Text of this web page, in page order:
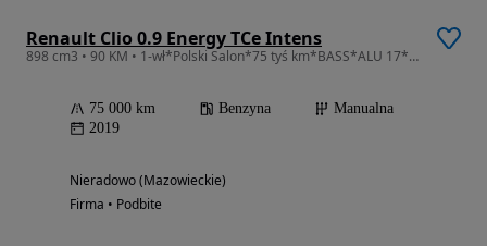
Renault Clio 0.9 Energy TCe Intens
898 cm3 • 90 KM • 1-wł*Polski Salon*75 tyś km*BASS*ALU 17*LED*GWARANCJA*Zamiana*Dostawa
75 000 km Benzyna
Manualna
2019
Nieradowo (Mazowieckie)
Firma • Podbite